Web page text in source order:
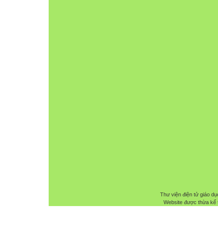
Thư viện điện tử giáo
Website được thừa